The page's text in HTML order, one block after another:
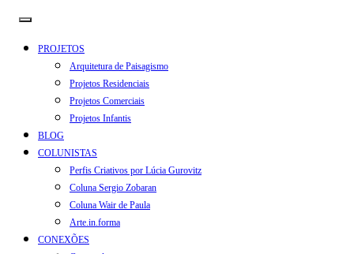
PROJETOS
Arquitetura de Paisagismo
Projetos Residenciais
Projetos Comerciais
Projetos Infantis
BLOG
COLUNISTAS
Perfis Criativos por Lúcia Gurovitz
Coluna Sergio Zobaran
Coluna Wair de Paula
Arte.in.forma
CONEXÕES